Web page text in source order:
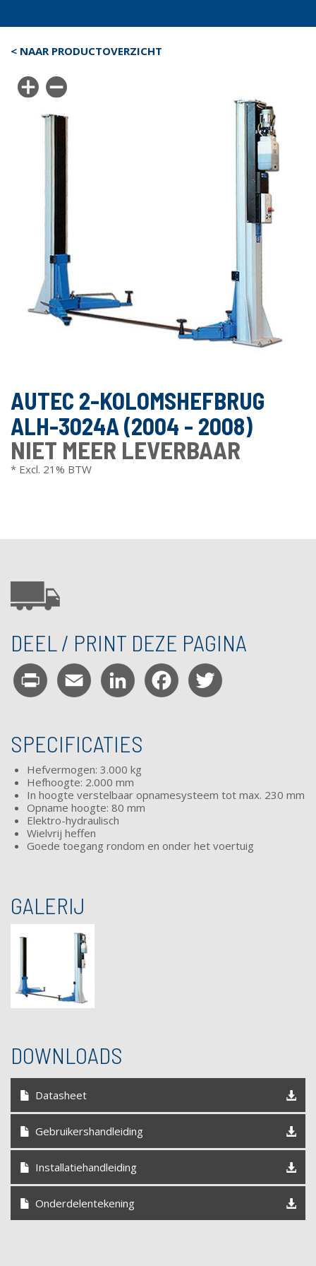
< NAAR PRODUCTOVERZICHT
AUTEC 2-KOLOMSHEFBRUG
ALH-3024A (2004 - 2008)
NIET MEER LEVERBAAR
* Excl. 21% BTW
DEEL / PRINT DEZE PAGINA
Print Email LinkedInFacebook
SPECIFICATIES
Hefvermogen: 3.000 kg
Hefhoogte: 2.000 mm
In hoogte verstelbaar opnamesysteem tot max. 230 mm
Opname hoogte: 80 mm
Elektro-hydraulisch
Wielvrij heffen
Goede toegang rondom en onder het voertuig
GALERIJ
DOWNLOADS
Datasheet
Gebruikershandleiding
Installatiehandleiding
Onderdelentekening